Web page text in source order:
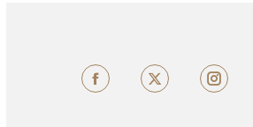
FacebookX